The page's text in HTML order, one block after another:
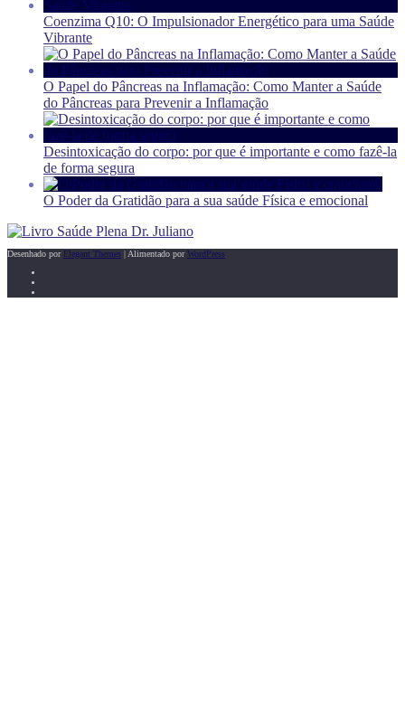
Coenzima Q10: O Impulsionador Energético para uma Saúde
Vibrante
O Papel do Pâncreas na Inflamação: Como Manter a Saúde
do Pâncreas para Prevenir a Inflamação
Desintoxicação do corpo: por que é importante e como fazê-la
de forma segura
O Poder da Gratidão para a sua saúde Física e emocional
Desenhado por Elegant Themes | Alimentado porWordPress